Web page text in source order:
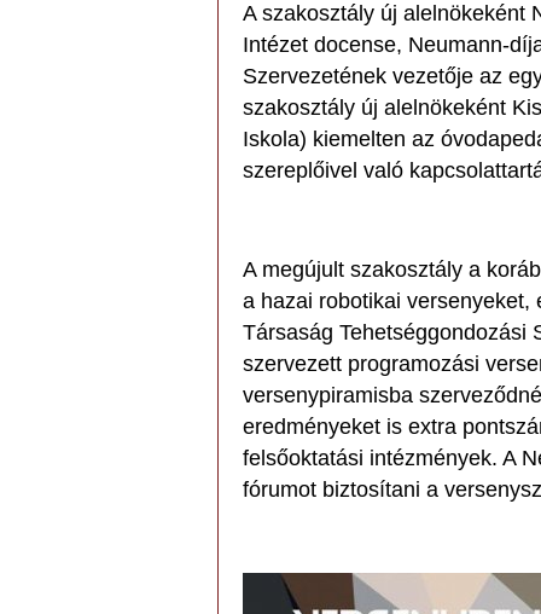
A szakosztály új alelnökeként
Intézet docense, Neumann-
Szervezetének vezetője az
szakosztály új alelnökeként
Iskola) kiemelten az
szereplőivel való
A megújult szakosztály a
a hazai robotikai
Társaság Tehetséggondozási
szervezett programozási
versenypiramisba
eredményeket is extra
felsőoktatási intézmények. A
fórumot biztosítani a